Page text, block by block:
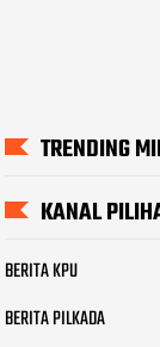
TRENDING
KANAL
BERITA KPU
BERITA PILKADA